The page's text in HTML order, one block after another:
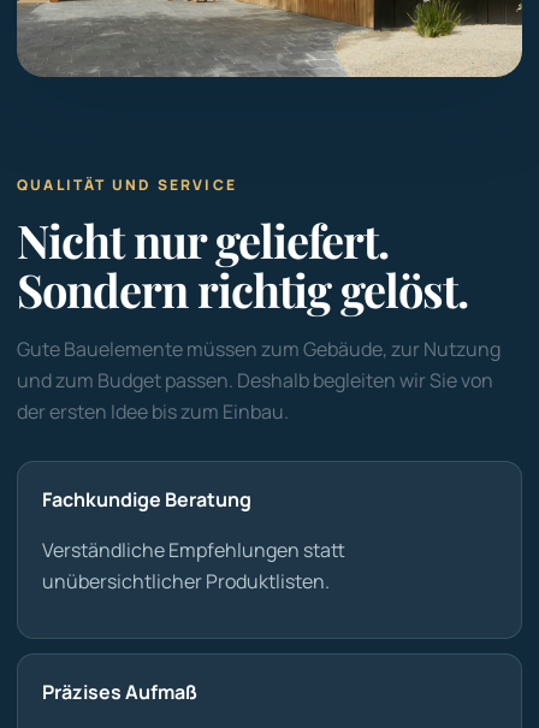
QUALITÄT UND SERVICE
Nicht nur geliefert.
Sondern richtig gelöst.
Gute Bauelemente müssen zum Gebäude, zur Nutzung
und zum Budget passen. Deshalb begleiten wir Sie von
der ersten Idee bis zum Einbau.
Fachkundige Beratung
Verständliche Empfehlungen statt
unübersichtlicher Produktlisten.
Präzises Aufmaß